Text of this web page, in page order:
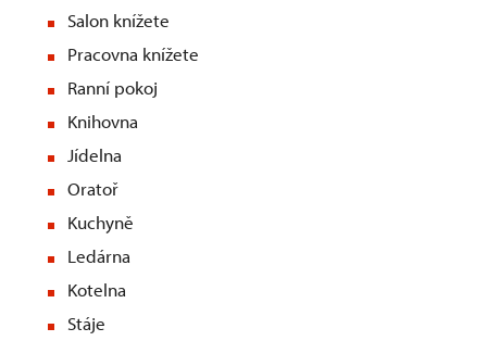
Salon knížete
Pracovna knížete
Ranní pokoj
Knihovna
Jídelna
Oratoř
Kuchyně
Ledárna
Kotelna
Stáje